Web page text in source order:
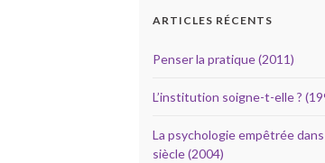
ARTICLES RÉCENTS
Penser la pratique (2011)
L’institution soigne-t-elle ?
La psychologie empêtrée
siècle (2004)